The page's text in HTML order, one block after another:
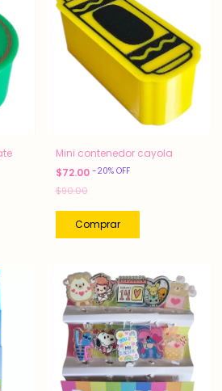
Mini contenedor cayola
$72.00 -20% OFF
$90.00
Comprar